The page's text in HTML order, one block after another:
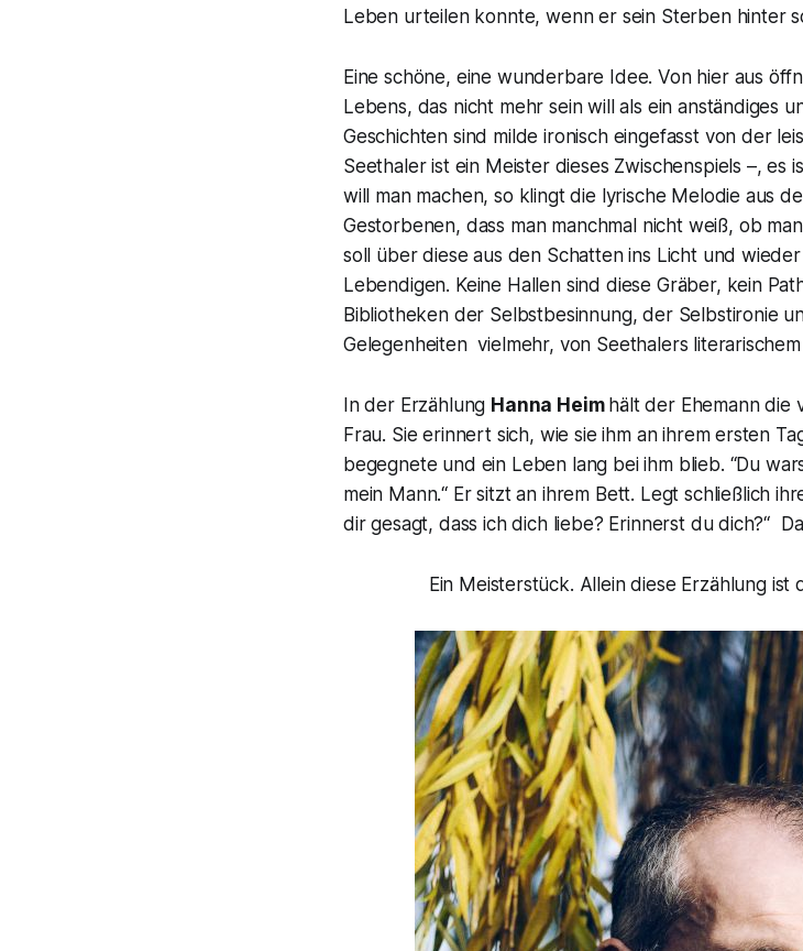
Leben urteilen konnte, wenn er sein Sterben hinter
Eine schöne, eine wunderbare Idee. Von hier aus
Lebens, das nicht mehr sein will als ein anständiges
Geschichten sind milde ironisch eingefasst von der
Seethaler ist ein Meister dieses Zwischenspiels –, es
will man machen, so klingt die lyrische Melodie aus
Gestorbenen, dass man manchmal nicht weiß, ob
soll über diese aus den Schatten ins Licht und
Lebendigen. Keine Hallen sind diese Gräber, kein
Bibliotheken der Selbstbesinnung, der Selbstironie
Gelegenheiten vielmehr, von Seethalers
In der Erzählung Hanna Heim hält der Ehemann
Frau. Sie erinnert sich, wie sie ihm an ihrem ersten
begegnete und ein Leben lang bei ihm blieb. “Du
mein Mann.“ Er sitzt an ihrem Bett. Legt schließlich
dir gesagt, dass ich dich liebe? Erinnerst du dich?“
Ein Meisterstück. Allein diese Erzählung